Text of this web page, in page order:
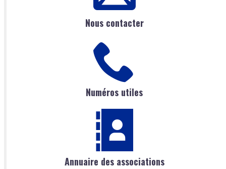
Nous contacter
Numéros utiles
Annuaire des associations